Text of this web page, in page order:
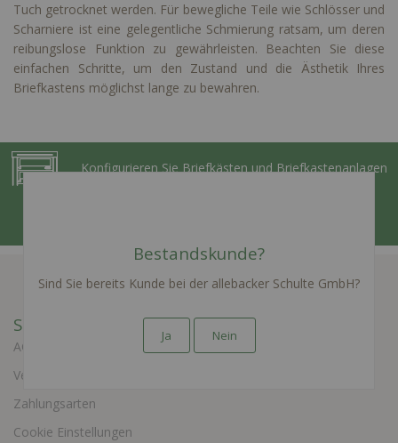
Tuch getrocknet werden. Für bewegliche Teile wie Schlösser und
Scharniere ist eine gelegentliche Schmierung ratsam, um deren
reibungslose Funktion zu gewährleisten. Beachten Sie diese
einfachen Schritte, um den Zustand und die Ästhetik Ihres
Briefkastens möglichst lange zu bewahren.
Konfigurieren Sie Briefkästen und Briefkastenanlagen
Shop Service
AGB
Versand & Lieferung
Zahlungsarten
Cookie Einstellungen
Bestandskunde?
Sind Sie bereits Kunde bei der allebacker Schulte GmbH?
Ja Nein